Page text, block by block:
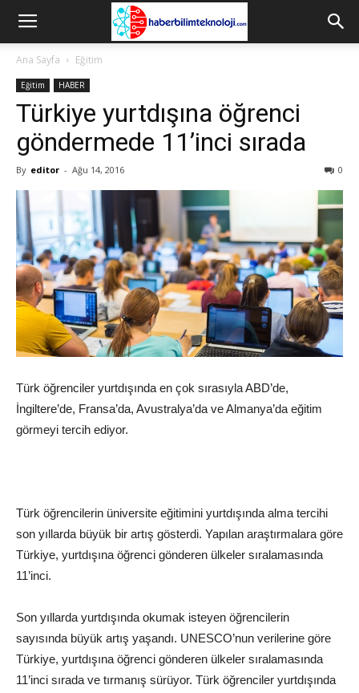
Ana Sayfa Eğitim
Eğitim HABER
Türkiye yurtdışına öğrenci
göndermede 11’inci sırada
By editor - Ağu 14, 2016 0
Türk öğrenciler yurtdışında en çok sırasıyla ABD’de,
İngiltere’de, Fransa’da, Avustralya’da ve Almanya’da eğitim
görmeyi tercih ediyor.
Türk öğrencilerin üniversite eğitimini yurtdışında alma tercihi
son yıllarda büyük bir artış gösterdi. Yapılan araştırmalara göre
Türkiye, yurtdışına öğrenci gönderen ülkeler sıralamasında
11’inci.
Son yıllarda yurtdışında okumak isteyen öğrencilerin
sayısında büyük artış yaşandı. UNESCO’nun verilerine göre
Türkiye, yurtdışına öğrenci gönderen ülkeler sıralamasında
11’inci sırada ve tırmanış sürüyor. Türk öğrenciler yurtdışında